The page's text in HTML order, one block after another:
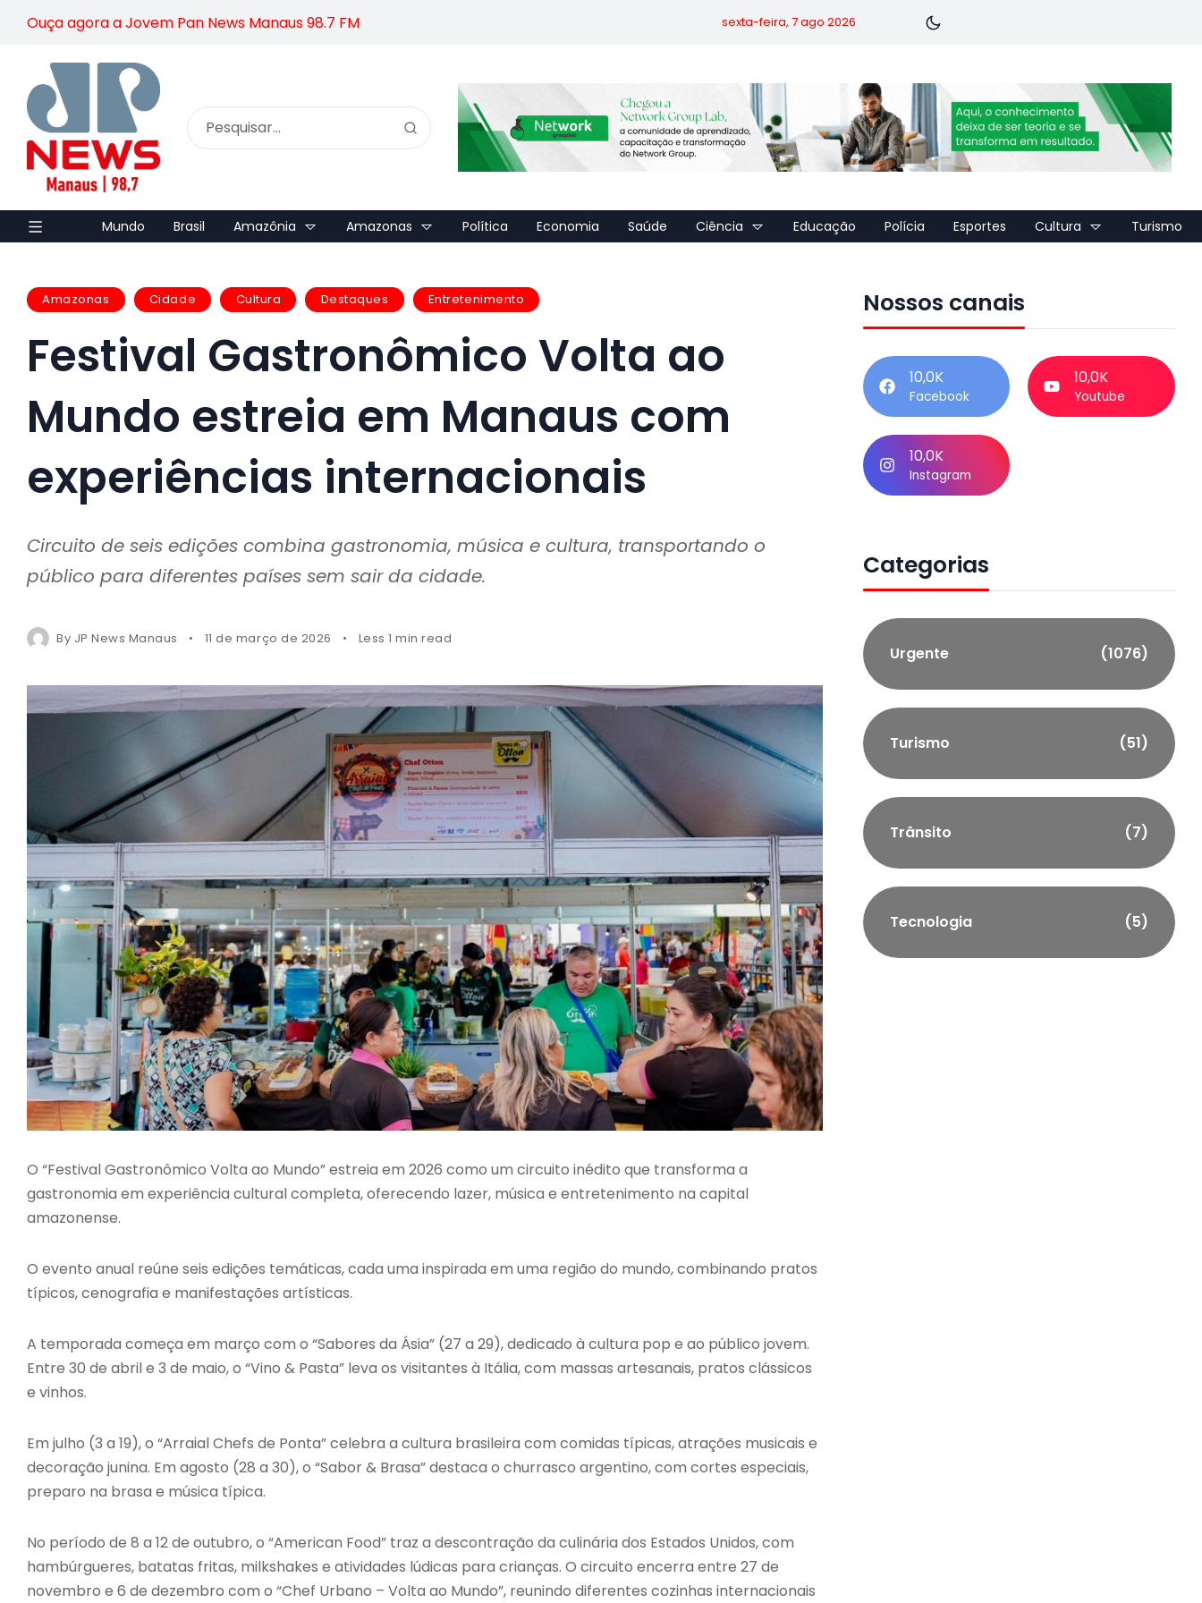
Ouça agora a Jovem Pan News Manaus 98.7 FM sexta-feira, 7 ago 2026
Mundo Brasil Amazônia Amazonas Política Economia Saúde Ciência Educação Polícia Esportes Cultura Turismo
Amazonas Cidade Cultura Destaques Entretenimento
Festival Gastronômico Volta ao
Mundo estreia em Manaus com
experiências internacionais
Circuito de seis edições combina gastronomia, música e cultura, transportando o
público para diferentes países sem sair da cidade.
By JP News Manaus 11 de março de 2026 Less 1 min read
O “Festival Gastronômico Volta ao Mundo” estreia em 2026 como um circuito inédito que transforma a
gastronomia em experiência cultural completa, oferecendo lazer, música e entretenimento na capital
amazonense.
O evento anual reúne seis edições temáticas, cada uma inspirada em uma região do mundo, combinando pratos
típicos, cenografia e manifestações artísticas.
A temporada começa em março com o “Sabores da Ásia” (27 a 29), dedicado à cultura pop e ao público jovem.
Entre 30 de abril e 3 de maio, o “Vino & Pasta” leva os visitantes à Itália, com massas artesanais, pratos clássicos
e vinhos.
Em julho (3 a 19), o “Arraial Chefs de Ponta” celebra a cultura brasileira com comidas típicas, atrações musicais e
decoração junina. Em agosto (28 a 30), o “Sabor & Brasa” destaca o churrasco argentino, com cortes especiais,
preparo na brasa e música típica.
No período de 8 a 12 de outubro, o “American Food” traz a descontração da culinária dos Estados Unidos, com
hambúrgueres, batatas fritas, milkshakes e atividades lúdicas para crianças. O circuito encerra entre 27 de
novembro e 6 de dezembro com o “Chef Urbano – Volta ao Mundo”, reunindo diferentes cozinhas internacionais
Nossos canais
10,0K
Facebook
10,0K
Youtube
10,0K
Instagram
Categorias
Urgente (1076)
Turismo (51)
Trânsito (7)
Tecnologia (5)